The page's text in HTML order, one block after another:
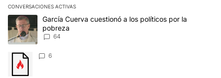
CONVERSACIONES ACTIVAS
Este listado muestra los artículos con más comentarios en los
Un artículo de tendencia con el título "García Cuerva cuestionó
García Cuerva cuestionó a los políticos por la
pobreza
64
Un artículo de tendencia con el título "" con 6 comentarios.
6